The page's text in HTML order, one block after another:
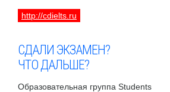
http://cdielts.ru
СДАЛИ ЭКЗАМЕН?
ЧТО ДАЛЬШЕ?
Образовательная группа Students